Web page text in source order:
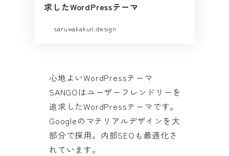
求したWordPressテーマ
saruwakakun.design
心地よいWordPressテーマ
SANGOはユーザーフレンドリーを
追求したWordPressテーマです。
Googleのマテリアルデザインを大
部分で採用。内部SEOも最適化さ
れています。